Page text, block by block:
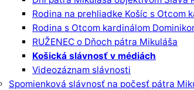
Rodina na prehliadke Košíc s Otcom
Rodina s Otcom kardinálom
RUŽENEC o Dňoch pátra Mikuláša
Košická slávnosť v médiách
Videozáznam slávnosti
Spomienková slávnosť na počesť pátra